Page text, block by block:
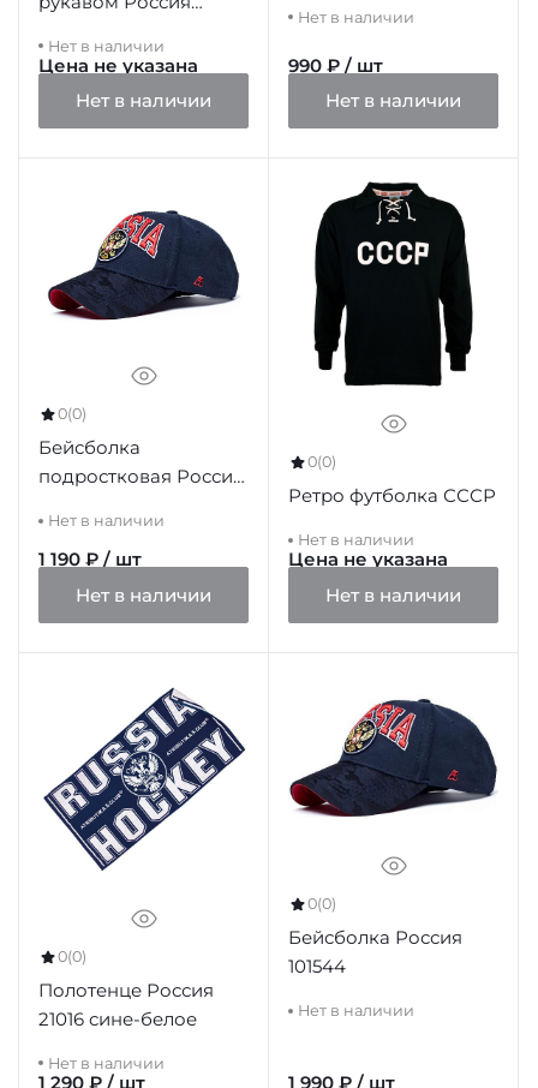
Нет в наличии
Цена не указана
Нет в наличии
Нет в наличии
990 ₽ / шт
Нет в наличии
0(0)
Бейсболка
подростковая Россия
Нет в наличии
1 190 ₽ / шт
Нет в наличии
0(0)
Ретро футболка СССР
Нет в наличии
Цена не указана
Нет в наличии
0(0)
Полотенце Россия
21016 сине-белое
Нет в наличии
1 290 ₽ / шт
0(0)
Бейсболка Россия
101544
Нет в наличии
1 990 ₽ / шт